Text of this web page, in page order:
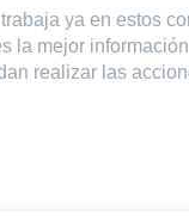
ya en estos
la mejor
realizar las